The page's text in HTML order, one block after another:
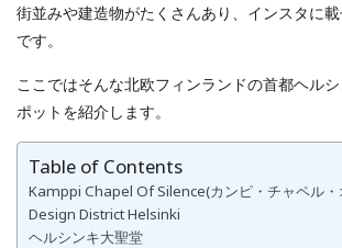
街並みや建造物がたくさんあり、インスタに
です。
ここではそんな北欧フィンランドの首都ヘル
ポットを紹介します。
Table of Contents
Kamppi Chapel Of Silence(カンピ・チャペル・
Design District Helsinki
ヘルシンキ大聖堂